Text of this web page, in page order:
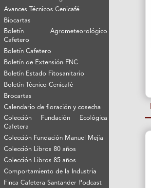
Avances Técnicos Cenicafé
Biocartas
Boletín Agrometeorológico
Cafetero
Boletín Cafetero
Boletín de Extensión FNC
Boletín Estado Fitosanitario
Boletín Técnico Cenicafé
Brocartas
Calendario de floración y cosecha
Colección Fundación Ecológica
Cafetera
Colección Fundación Manuel Mejía
Colección Libros 80 años
Colección Libros 85 años
Comportamiento de la Industria
Finca Cafetera Santander Podcast